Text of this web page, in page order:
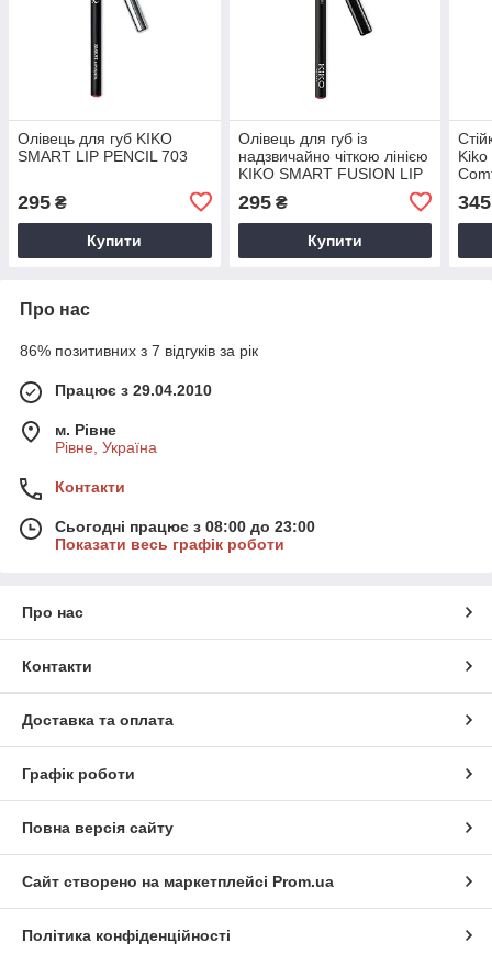
Олівець для губ KIKO
SMART LIP PENCIL 703
295 ₴
Купити
Олівець для губ із
надзвичайно чіткою лінією
KIKO SMART FUSION LIP
295₴
Купити
345
Про нас
86% позитивних з 7 відгуків за рік
Працює з 29.04.2010
м. Рівне
Рівне, Україна
Контакти
Сьогодні працює з 08:00 до 23:00
Показати весь графік роботи
Про нас
Контакти
Доставка та оплата
Графік роботи
Повна версія сайту
Сайт створено на маркетплейсі Prom.ua
Політика конфіденційності